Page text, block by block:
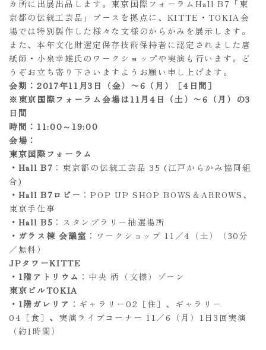
カ所に出展出品します。東京国際フォーラムHall B7「東
京都の伝統工芸品」ブースを拠点に、KITTE・TOKIA会
場では特別製作した様々な文様のからかみを展示します。
また、本年文化財選定保存技術保持者に認定されました唐
紙師・小泉幸雄氏のワークショップや実演も行います。ど
うぞお立ち寄り下さいますようお願い申し上げます。
会期：2017年11月3日（金）〜6（月）［4日間］
※東京国際フォーラム会場は11月4日（土）〜6（月）の3
日間
時間：11:00～19:00
会場：
東京国際フォーラム
・Hall B7 ：東京都の伝統工芸品 35 (江戸からかみ協同組
合)
・Hall B7ロビー ：POP UP SHOP BOWS＆ARROWS、
東京手仕事
・Hall B5 ：スタンプラリー抽選場所
・ガラス棟 会議室 ：ワークショップ 11／4（土）（30分
／無料）
JPタワーKITTE
・1階アトリウム ：中央 柄（文様）ゾーン
東京ビルTOKIA
・1階ガレリア ：ギャラリー02［住］、ギャラリー
04［食］ 、 実演ライブコーナー 11／6（月）1日3回実演
（約1時間）